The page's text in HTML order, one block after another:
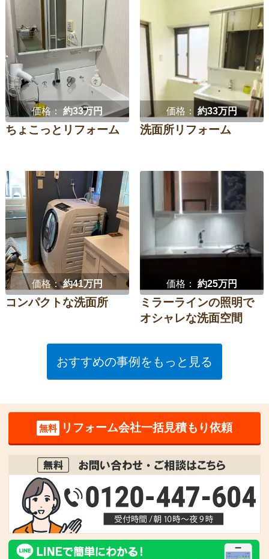
価格：約33万円
ちょこっとリフォーム
価格： 約33万円
洗面所リフォーム
価格：約41万円
コンパクトな洗面所
価格： 約25万円
ミラーラインの照明で
オシャレな洗面空間
おすすめの事例をもっと見る
無料 リフォーム会社一括見積もり依頼